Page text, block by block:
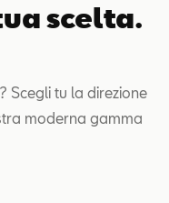
scelta.
Scegli tu la direzione
moderna gamma